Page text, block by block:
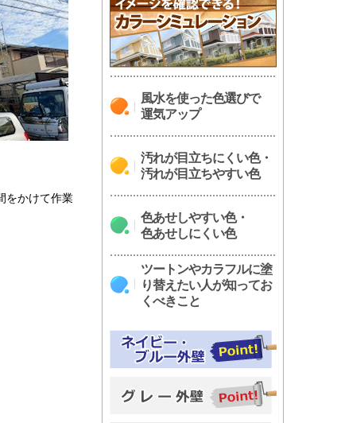
をかけて作業
風水を使った色選びで
運気アップ
汚れが目立ちにくい色・
汚れが目立ちやすい色
色あせしやすい色・
色あせしにくい色
ツートンやカラフルに塗
り替えたい人が知ってお
くべきこと